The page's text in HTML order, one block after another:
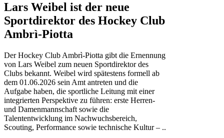
Lars Weibel ist der neue
Sportdirektor des Hockey Club
Ambrì-Piotta
Der Hockey Club Ambrì-Piotta gibt die Ernennung
von Lars Weibel zum neuen Sportdirektor des
Clubs bekannt. Weibel wird spätestens formell ab
dem 01.06.2026 sein Amt antreten und die
Aufgabe haben, die sportliche Leitung mit einer
integrierten Perspektive zu führen: erste Herren-
und Damenmannschaft sowie die
Talententwicklung im Nachwuchsbereich,
Scouting, Performance sowie technische Kultur – ..